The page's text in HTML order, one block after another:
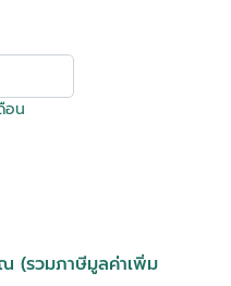
อน
ณ (รวมภาษีมูลค่าเพิ่ม